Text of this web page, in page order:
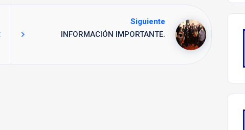
Siguiente
INFORMACIÓN IMPORTANTE.